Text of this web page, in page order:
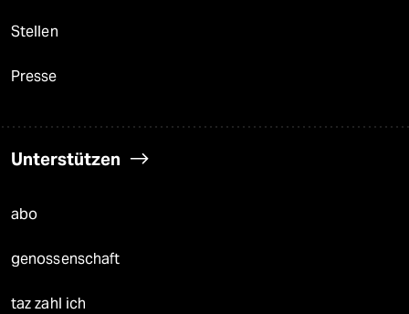
Stellen
Presse
Unterstützen
abo
genossenschaft
taz zahl ich